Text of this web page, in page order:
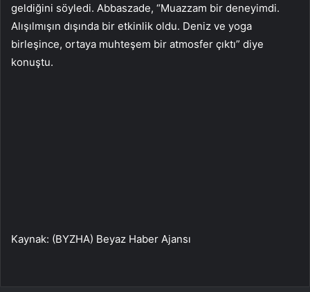
geldiğini söyledi. Abbaszade, “Muazzam bir deneyimdi.
Alışılmışın dışında bir etkinlik oldu. Deniz ve yoga
birleşince, ortaya muhteşem bir atmosfer çıktı” diye
konuştu.
Kaynak: (BYZHA) Beyaz Haber Ajansı